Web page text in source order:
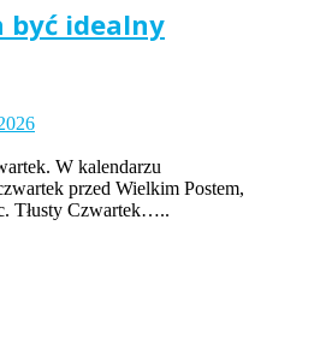
być idealny
W kalendarzu
przed Wielkim Postem,
Tłusty Czwartek…..